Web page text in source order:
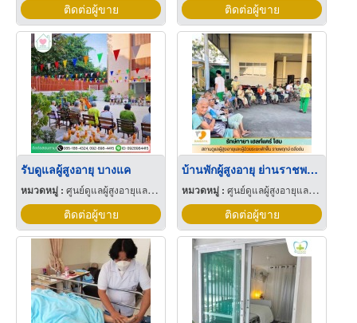
ติดต่อผู้ขาย ติดต่อผู้ขาย
รับดูแลผู้สูงอายุ บางแค
หมวดหมู่ : ศูนย์ดูแลผู้สูงอายุและผู้ป่วยพักฟื้น
ติดต่อผู้ขาย
บ้านพักผู้สูงอายุ ย่านราชพฤกษ์
หมวดหมู่ :ศูนย์ดูแลผู้สูงอายุและผู้ป่วยพักฟื้น
ติดต่อผู้ขาย